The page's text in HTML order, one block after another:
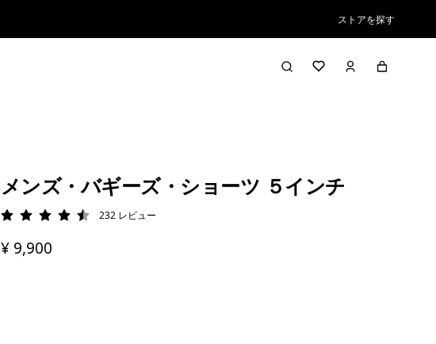
ストアを探す
メンズ・バギーズ・ショーツ ５インチ
評価: 4.5 / 5232 レビュー
¥ 9,900